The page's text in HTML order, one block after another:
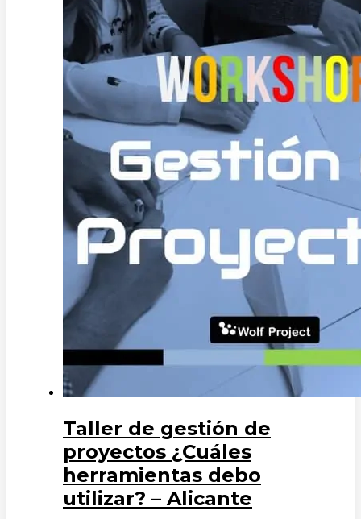
Taller de gestión de
proyectos ¿Cuáles
herramientas debo
utilizar? – Alicante